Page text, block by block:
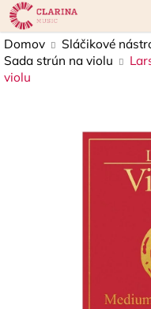
Prejsť
na
obsah
Domov Sláčikové
Sada strún na violu
violu
K
o
š
Späť
Späť
Č